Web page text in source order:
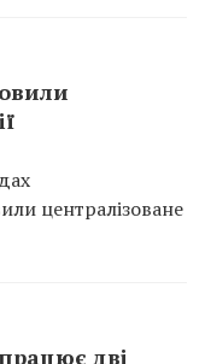
централізоване
дві